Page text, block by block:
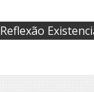
Reflexão